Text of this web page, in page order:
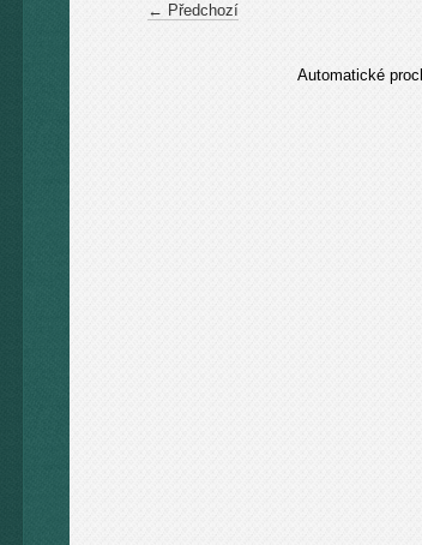
← Předchozí
Automatické